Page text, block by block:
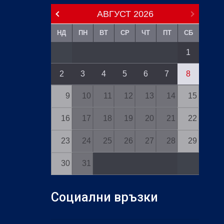
АВГУСТ 2026
НД ПН ВТ СР ЧТ ПТ СБ
1
2 3 4 5 6 7 8
9 10 11 12 13 14 15
16 17 18 19 20 21 22
23 24 25 26 27 28 29
30 31
Социални връзки